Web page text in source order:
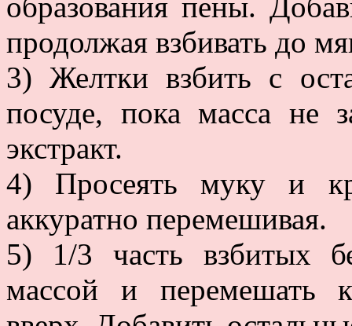
продолжая взбивать до
3) Желтки взбить с
посуде, пока масса не
экстракт.
4) Просеять муку и
аккуратно перемешивая.
5) 1/3 часть взбитых
массой и перемешать